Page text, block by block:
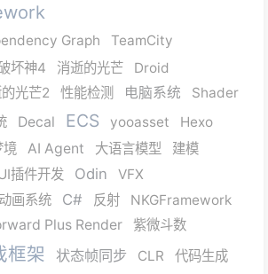
Graph TeamCity
坏神4 消逝的光芒
Droid
光芒2 性能检测 电脑系统
Shader
Decal ECS yooasset
Hexo
境 AI Agent 大语言模型 建模
插件开发 Odin
VFX
动画系统 C# 反射
NKGFramework
Plus Render 紫微斗数
框架 状态帧同步 CLR
代码生成